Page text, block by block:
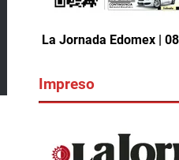
La Jornada Edomex |
Impreso